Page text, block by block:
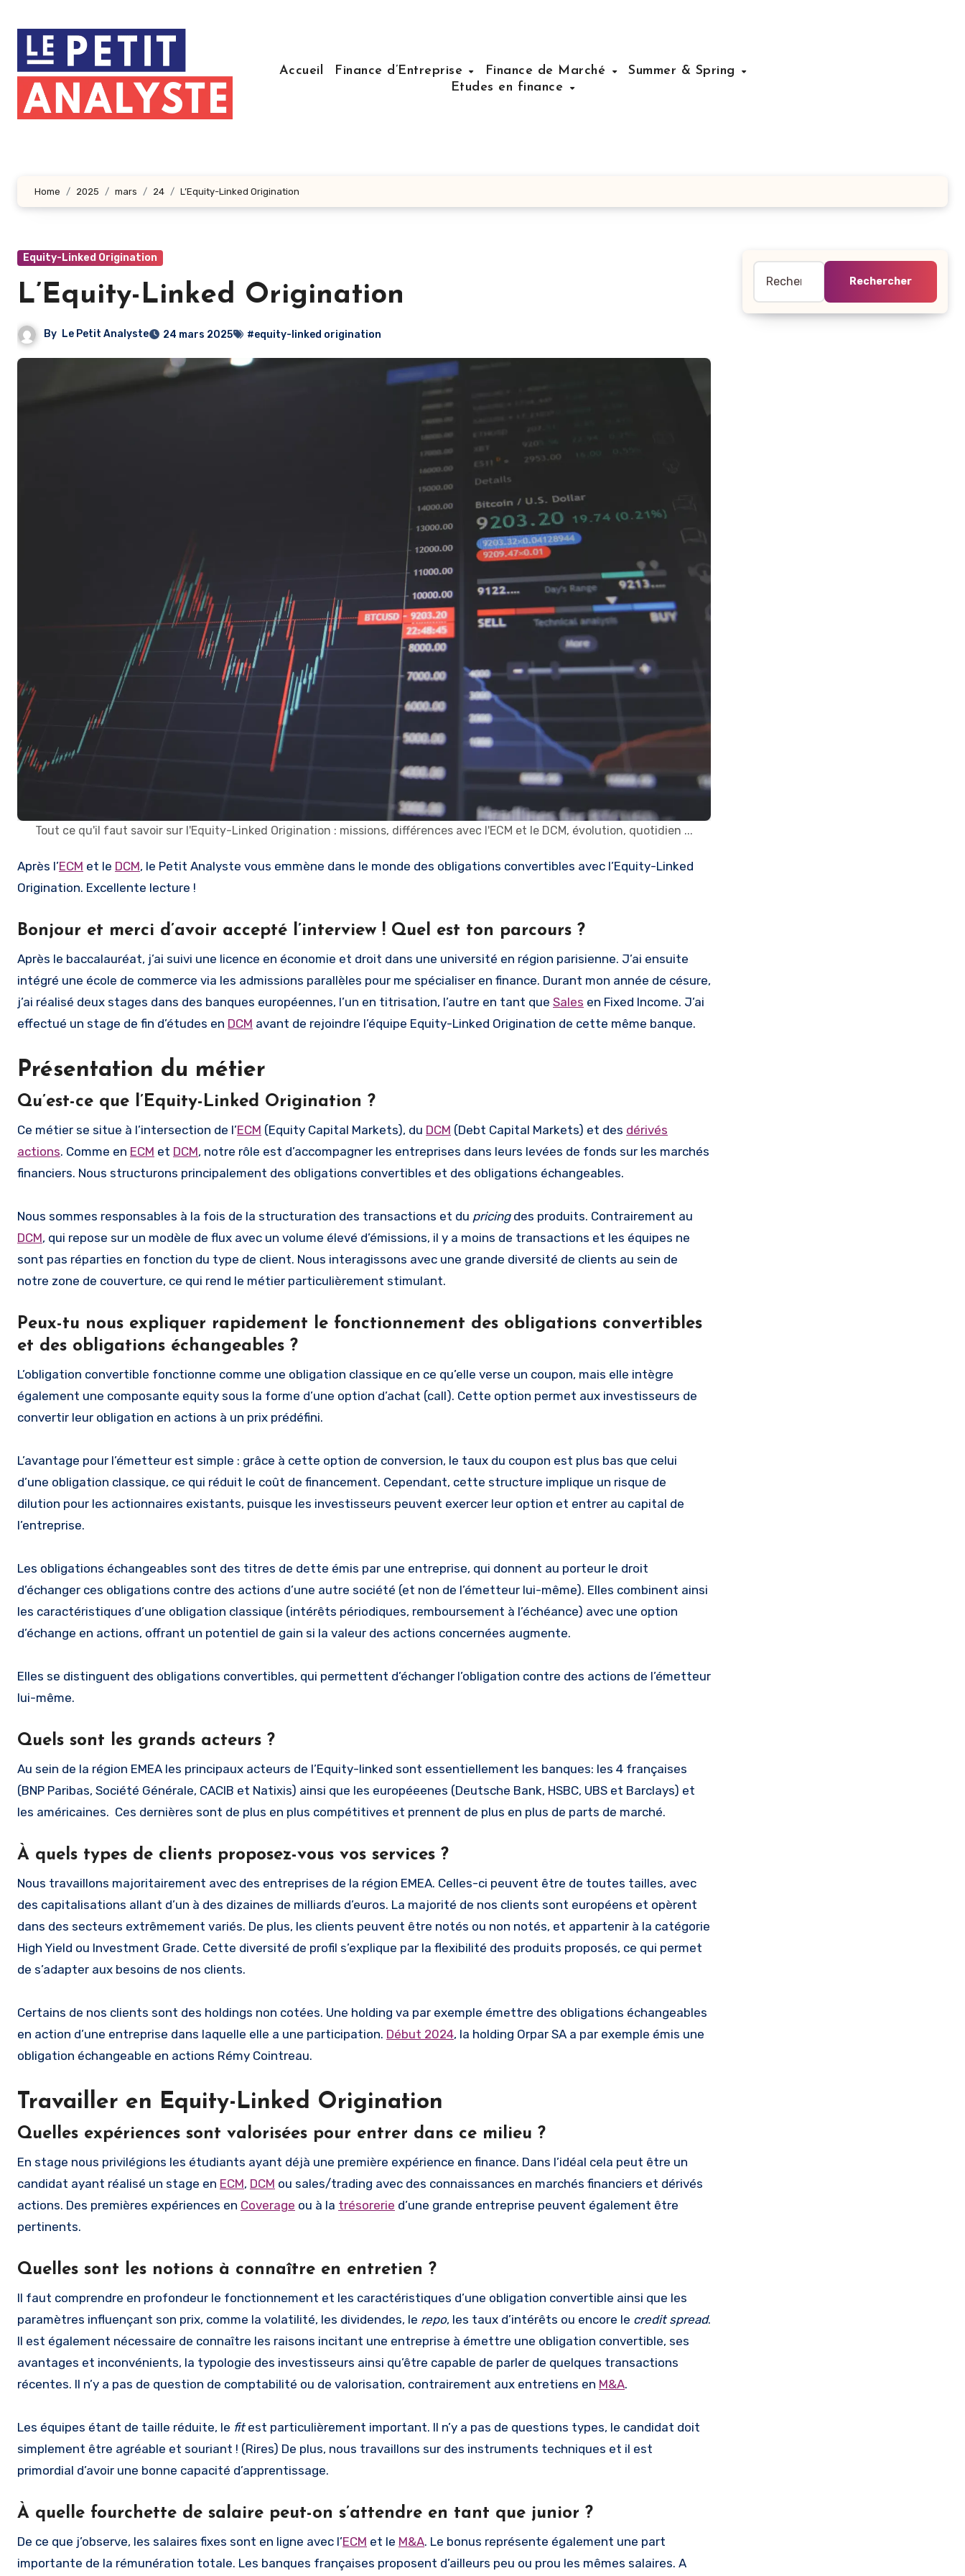
contenu
principal
Accueil Finance d’Entreprise Finance de Marché
Summer & Spring
Etudes en finance
Home 2025 mars 24 L’Equity-Linked Origination
Equity-Linked Origination
L’Equity-Linked Origination
By Le Petit Analyste 24 mars 2025 #equity-linked origination
Tout ce qu'il faut savoir sur l'Equity-Linked Origination : missions, différences avec l'ECM et le DCM, évolution, quotidien ...
Après l’ECM et le DCM, le Petit Analyste vous emmène dans le monde des obligations convertibles avec l’Equity-Linked
Origination. Excellente lecture !
Bonjour et merci d’avoir accepté l’interview ! Quel est ton parcours ?
Après le baccalauréat, j’ai suivi une licence en économie et droit dans une université en région parisienne. J’ai ensuite
intégré une école de commerce via les admissions parallèles pour me spécialiser en finance. Durant mon année de césure,
j’ai réalisé deux stages dans des banques européennes, l’un en titrisation, l’autre en tant que Sales en Fixed Income. J’ai
effectué un stage de fin d’études en DCM avant de rejoindre l’équipe Equity-Linked Origination de cette même banque.
Présentation du métier
Qu’est-ce que l’Equity-Linked Origination ?
Ce métier se situe à l’intersection de l’ECM (Equity Capital Markets), du DCM (Debt Capital Markets) et des dérivés
actions. Comme en ECM et DCM, notre rôle est d’accompagner les entreprises dans leurs levées de fonds sur les marchés
financiers. Nous structurons principalement des obligations convertibles et des obligations échangeables.
Nous sommes responsables à la fois de la structuration des transactions et du pricingdes produits. Contrairement au
DCM, qui repose sur un modèle de flux avec un volume élevé d’émissions, il y a moins de transactions et les équipes ne
sont pas réparties en fonction du type de client. Nous interagissons avec une grande diversité de clients au sein de
notre zone de couverture, ce qui rend le métier particulièrement stimulant.
Peux-tu nous expliquer rapidement le fonctionnement des obligations convertibles
et des obligations échangeables ?
L’obligation convertible fonctionne comme une obligation classique en ce qu’elle verse un coupon, mais elle intègre
également une composante equity sous la forme d’une option d’achat (call). Cette option permet aux investisseurs de
convertir leur obligation en actions à un prix prédéfini.
L’avantage pour l’émetteur est simple : grâce à cette option de conversion, le taux du coupon est plus bas que celui
d’une obligation classique, ce qui réduit le coût de financement. Cependant, cette structure implique un risque de
dilution pour les actionnaires existants, puisque les investisseurs peuvent exercer leur option et entrer au capital de
l’entreprise.
Les obligations échangeables sont des titres de dette émis par une entreprise, qui donnent au porteur le droit
d’échanger ces obligations contre des actions d’une autre société (et non de l’émetteur lui-même). Elles combinent ainsi
les caractéristiques d’une obligation classique (intérêts périodiques, remboursement à l’échéance) avec une option
d’échange en actions, offrant un potentiel de gain si la valeur des actions concernées augmente.
Elles se distinguent des obligations convertibles, qui permettent d’échanger l’obligation contre des actions de l’émetteur
lui-même.
Quels sont les grands acteurs ?
Au sein de la région EMEA les principaux acteurs de l’Equity-linked sont essentiellement les banques: les 4 françaises
(BNP Paribas, Société Générale, CACIB et Natixis) ainsi que les européeenes (Deutsche Bank, HSBC, UBS et Barclays) et
les américaines. Ces dernières sont de plus en plus compétitives et prennent de plus en plus de parts de marché.
À quels types de clients proposez-vous vos services ?
Nous travaillons majoritairement avec des entreprises de la région EMEA. Celles-ci peuvent être de toutes tailles, avec
des capitalisations allant d’un à des dizaines de milliards d’euros. La majorité de nos clients sont européens et opèrent
dans des secteurs extrêmement variés. De plus, les clients peuvent être notés ou non notés, et appartenir à la catégorie
High Yield ou Investment Grade. Cette diversité de profil s’explique par la flexibilité des produits proposés, ce qui permet
de s’adapter aux besoins de nos clients.
Certains de nos clients sont des holdings non cotées. Une holding va par exemple émettre des obligations échangeables
en action d’une entreprise dans laquelle elle a une participation. Début 2024, la holding Orpar SA a par exemple émis une
obligation échangeable en actions Rémy Cointreau.
Travailler en Equity-Linked Origination
Quelles expériences sont valorisées pour entrer dans ce milieu ?
En stage nous privilégions les étudiants ayant déjà une première expérience en finance. Dans l’idéal cela peut être un
candidat ayant réalisé un stage en ECM, DCM ou sales/trading avec des connaissances en marchés financiers et dérivés
actions. Des premières expériences en Coverage ou à la trésorerie d’une grande entreprise peuvent également être
pertinents.
Quelles sont les notions à connaître en entretien ?
Il faut comprendre en profondeur le fonctionnement et les caractéristiques d’une obligation convertible ainsi que les
paramètres influençant son prix, comme la volatilité, les dividendes, le repo, les taux d’intérêts ou encore le credit spread.
Il est également nécessaire de connaître les raisons incitant une entreprise à émettre une obligation convertible, ses
avantages et inconvénients, la typologie des investisseurs ainsi qu’être capable de parler de quelques transactions
récentes. Il n’y a pas de question de comptabilité ou de valorisation, contrairement aux entretiens en M&A.
Les équipes étant de taille réduite, le fitest particulièrement important. Il n’y a pas de questions types, le candidat doit
simplement être agréable et souriant ! (Rires) De plus, nous travaillons sur des instruments techniques et il est
primordial d’avoir une bonne capacité d’apprentissage.
À quelle fourchette de salaire peut-on s’attendre en tant que junior ?
De ce que j’observe, les salaires fixes sont en ligne avec l’ECM et le M&A. Le bonus représente également une part
importante de la rémunération totale. Les banques françaises proposent d’ailleurs peu ou prou les mêmes salaires. A